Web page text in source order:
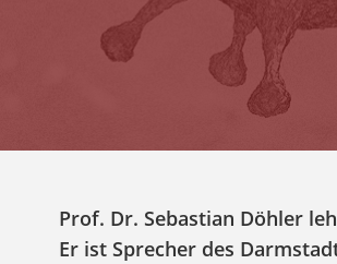
Prof. Dr. Sebastian Döhler
Er ist Sprecher des